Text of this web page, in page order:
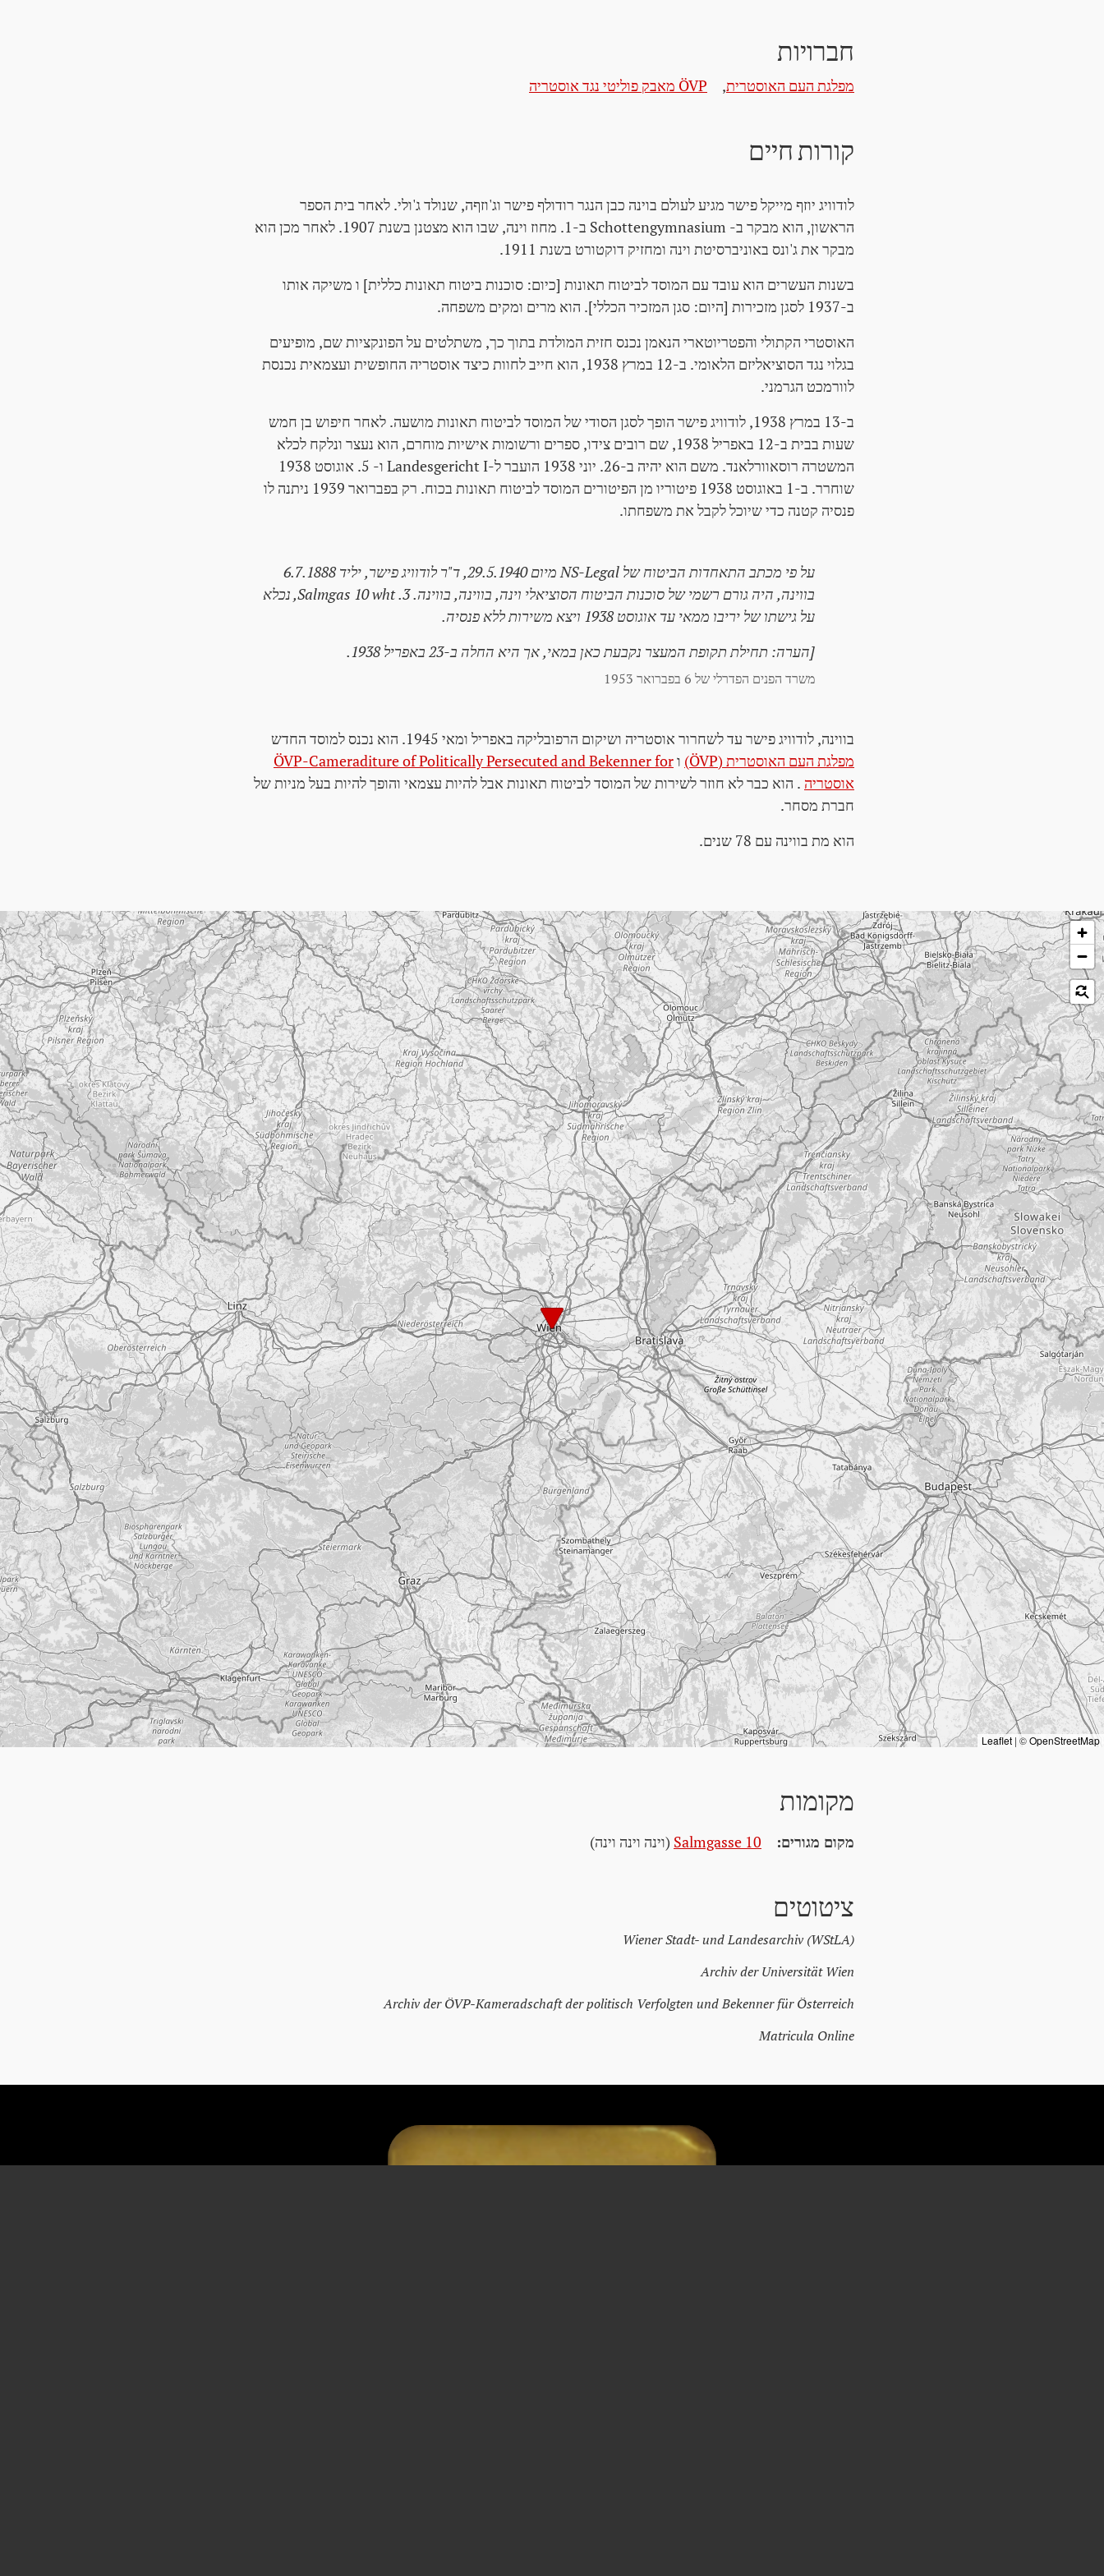
חברויות
מפלגת העם האוסטרית, ÖVP מאבק פוליטי נגד אוסטריה
קורות חיים
לודוויג יוזף מייקל פישר מגיע לעולם בוינה כבן הנגר רודולף פישר וג'וזףה, שנולד ג'ולי. לאחר בית הספר
הראשון, הוא מבקר ב- Schottengymnasium ב-1. מחוז וינה, שבו הוא מצטנן בשנת 1907. לאחר מכן הוא
מבקר את ג'ונס באוניברסיטת וינה ומחזיק דוקטורט בשנת 1911.
בשנות העשרים הוא עובד עם המוסד לביטוח תאונות [כיום: סוכנות ביטוח תאונות כללית] ו משיקה אותו
ב-1937 לסגן מזכירות [היום: סגן המזכיר הכללי]. הוא מרים ומקים משפחה.
האוסטרי הקתולי והפטריוטארי הנאמן נכנס חזית המולדת בתוך כך, משתלטים על הפונקציות שם, מופיעים
בגלוי נגד הסוציאליזם הלאומי. ב-12 במרץ 1938, הוא חייב לחוות כיצד אוסטריה החופשית ועצמאית נכנסת
לוורמכט הגרמני.
ב-13 במרץ 1938, לודוויג פישר הופך לסגן הסודי של המוסד לביטוח תאונות מושעה. לאחר חיפוש בן חמש
שעות בבית ב-12 באפריל 1938, שם רובים צידו, ספרים ורשומות אישיות מוחרם, הוא נעצר ונלקח לכלא
המשטרה רוסאוורלאנד. משם הוא יהיה ב-26. יוני 1938 הועבר ל-Landesgericht I ו- 5. אוגוסט 1938
שוחרר. ב-1 באוגוסט 1938 פיטוריו מן הפיטורים המוסד לביטוח תאונות בכוח. רק בפברואר 1939 ניתנה לו
פנסיה קטנה כדי שיוכל לקבל את משפחתו.
על פי מכתב התאחדות הביטוח של NS-Legal מיום 29.5.1940, ד"ר לודוויג פישר, יליד 6.7.1888
בווינה, היה גורם רשמי של סוכנות הביטוח הסוציאלי וינה, בווינה, בווינה. 3. Salmgas 10 wht, נכלא
על גישתו של יריבו ממאי עד אוגוסט 1938 ויצא משירות ללא פנסיה.
[הערה: תחילת תקופת המעצר נקבעת כאן במאי, אך היא החלה ב-23 באפריל 1938.
משרד הפנים הפדרלי של 6 בפברואר 1953
בווינה, לודוויג פישר עד לשחרור אוסטריה ושיקום הרפובליקה באפריל ומאי 1945. הוא נכנס למוסד החדש
מפלגת העם האוסטרית (ÖVP)
וÖVP-Cameraditure of Politically Persecuted and Bekenner for
אוסטריה . הוא כבר לא חוזר לשירות של המוסד לביטוח תאונות אבל להיות עצמאי והופך להיות בעל מניות של
חברת מסחר.
הוא מת בווינה עם 78 שנים.
דלג על המפה
Leaflet | ©OpenStreetMap
מקומות
מקום מגורים: Salmgasse 10 (וינה וינה וינה)
ציטוטים
Wiener Stadt- und Landesarchiv (WStLA)
Archiv der Universität Wien
Archiv der ÖVP-Kameradschaft der politisch Verfolgten und Bekenner für Österreich
Matricula Online